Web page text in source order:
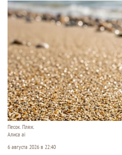
Песок. Пляж.
Алиса ai
6 августа 2026 в 22:40